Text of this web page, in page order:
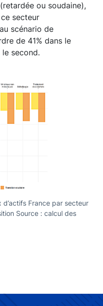
ou soudaine),
secteur
scénario de
de 41% dans le
second.
France par secteur
Source : calcul des